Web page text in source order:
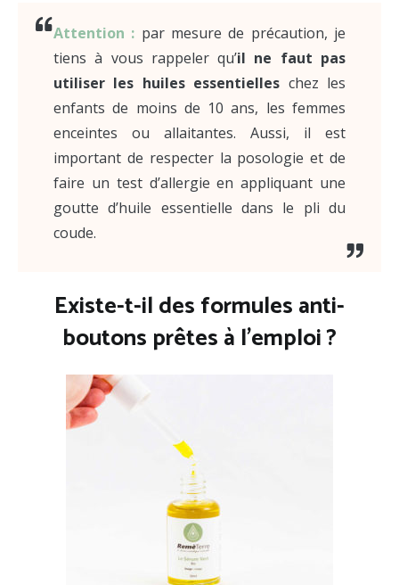
Attention : par mesure de précaution, je
tiens à vous rappeler qu’il ne faut pas
utiliser les huiles essentielles chez les
enfants de moins de 10 ans, les femmes
enceintes ou allaitantes. Aussi, il est
important de respecter la posologie et de
faire un test d’allergie en appliquant une
goutte d’huile essentielle dans le pli du
coude.
Existe-t-il des formules anti-
boutons prêtes à l’emploi ?